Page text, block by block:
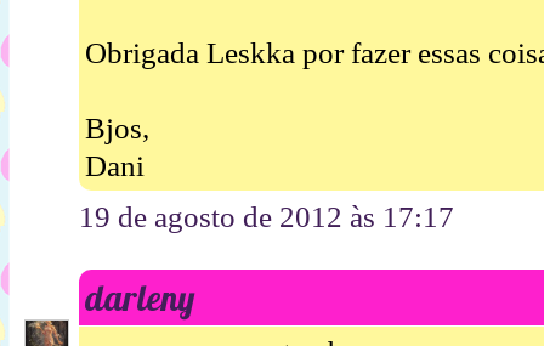
Obrigada Leskka por fazer essas
Bjos,
Dani
19 de agosto de 2012 às 17:17
darleny